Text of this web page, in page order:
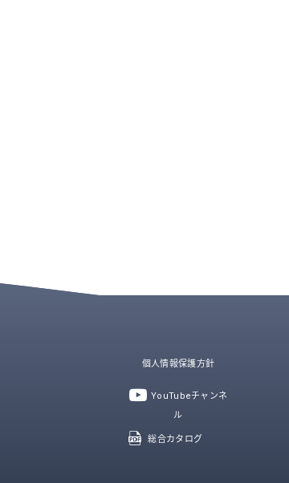
個人情報保護方針
YouTubeチャンネ
ル
総合カタログ